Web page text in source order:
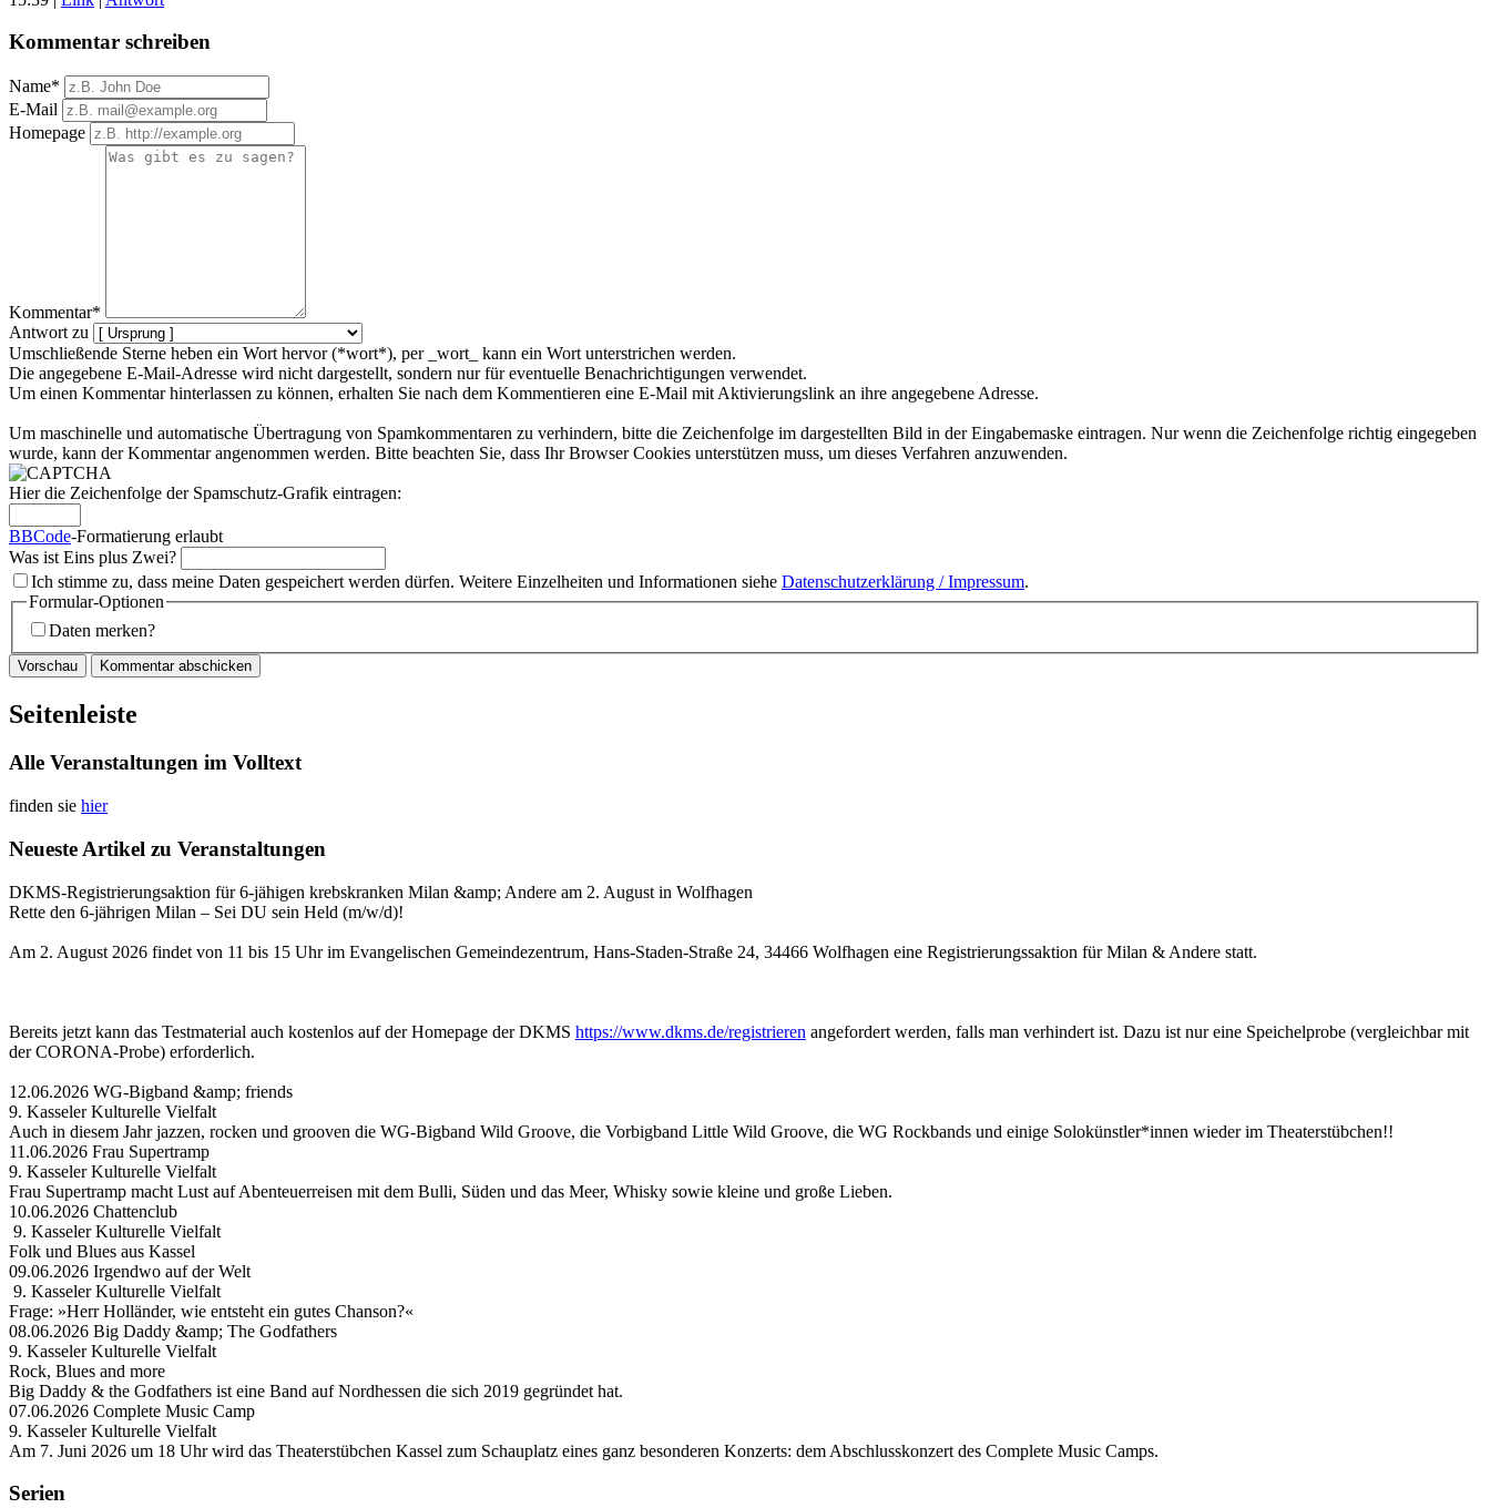
Kommentar schreiben
Name*
E-Mail
Homepage
Kommentar*
Antwort zu
Umschließende Sterne heben ein Wort hervor (*wort*), per _wort_ kann ein Wort unterstrichen werden.
Die angegebene E-Mail-Adresse wird nicht dargestellt, sondern nur für eventuelle Benachrichtigungen verwendet.
Um einen Kommentar hinterlassen zu können, erhalten Sie nach dem Kommentieren eine E-Mail mit Aktivierungslink an ihre angegebene Adresse.
Um maschinelle und automatische Übertragung von Spamkommentaren zu verhindern, bitte die Zeichenfolge im dargestellten Bild in der Eingabemaske eintragen. Nur wenn die Zeichenfolge richtig eingegeben
wurde, kann der Kommentar angenommen werden. Bitte beachten Sie, dass Ihr Browser Cookies unterstützen muss, um dieses Verfahren anzuwenden.
Hier die Zeichenfolge der Spamschutz-Grafik eintragen:
BBCode-Formatierung erlaubt
Was ist Eins plus Zwei?
Ich stimme zu, dass meine Daten gespeichert werden dürfen. Weitere Einzelheiten und Informationen siehe Datenschutzerklärung / Impressum.
Formular-Optionen
Daten merken?
Seitenleiste
Alle Veranstaltungen im Volltext
finden sie hier
Neueste Artikel zu Veranstaltungen
DKMS-Registrierungsaktion für 6-jähigen krebskranken Milan &amp; Andere am 2. August in Wolfhagen
Rette den 6-jährigen Milan – Sei DU sein Held (m/w/d)!
Am 2. August 2026 findet von 11 bis 15 Uhr im Evangelischen Gemeindezentrum, Hans-Staden-Straße 24, 34466 Wolfhagen eine Registrierungssaktion für Milan & Andere statt.
Bereits jetzt kann das Testmaterial auch kostenlos auf der Homepage der DKMS https://www.dkms.de/registrieren angefordert werden, falls man verhindert ist. Dazu ist nur eine Speichelprobe (vergleichbar mit
der CORONA-Probe) erforderlich.
12.06.2026 WG-Bigband &amp; friends
9. Kasseler Kulturelle Vielfalt
Auch in diesem Jahr jazzen, rocken und grooven die WG-Bigband Wild Groove, die Vorbigband Little Wild Groove, die WG Rockbands und einige Solokünstler*innen wieder im Theaterstübchen!!
11.06.2026 Frau Supertramp
9. Kasseler Kulturelle Vielfalt
Frau Supertramp macht Lust auf Abenteuerreisen mit dem Bulli, Süden und das Meer, Whisky sowie kleine und große Lieben.
10.06.2026 Chattenclub
9. Kasseler Kulturelle Vielfalt
Folk und Blues aus Kassel
09.06.2026 Irgendwo auf der Welt
9. Kasseler Kulturelle Vielfalt
Frage: »Herr Holländer, wie entsteht ein gutes Chanson?«
08.06.2026 Big Daddy &amp; The Godfathers
9. Kasseler Kulturelle Vielfalt
Rock, Blues and more
Big Daddy & the Godfathers ist eine Band auf Nordhessen die sich 2019 gegründet hat.
07.06.2026 Complete Music Camp
9. Kasseler Kulturelle Vielfalt
Am 7. Juni 2026 um 18 Uhr wird das Theaterstübchen Kassel zum Schauplatz eines ganz besonderen Konzerts: dem Abschlusskonzert des Complete Music Camps.
Serien